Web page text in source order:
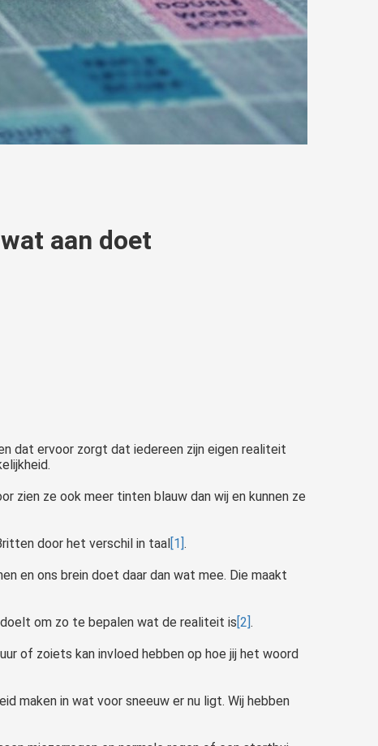
aan doet
dat ervoor zorgt dat iedereen zijn eigen realiteit
zien ze ook meer tinten blauw dan wij en kunnen ze
door het verschil in taal[1].
en ons brein doet daar dan wat mee. Die maakt
om zo te bepalen wat de realiteit is[2].
of zoiets kan invloed hebben op hoe jij het woord
maken in wat voor sneeuw er nu ligt. Wij hebben